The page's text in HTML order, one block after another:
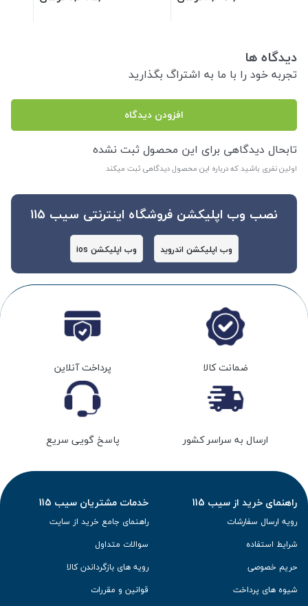
دیدگاه ها
تجربه خود را با ما به اشتراگ بگذارید
افزودن دیدگاه
تابحال دیدگاهی برای این محصول ثبت نشده
اولین نفری باشید که درباره این محصول دیدگاهی ثبت میکند
نصب وب اپلیکشن فروشگاه اینترنتی سیب 115
وب اپلیکشن اندروید وب اپلیکشن ios
ضمانت کالا پرداخت آنلاین
ارسال به سراسر کشور پاسخ گویی سریع
راهنمای خرید از سیب 115
رویه ارسال سفارشات
شرایط استفاده
حریم خصوصی
شیوه های پرداخت
خدمات مشتریان سیب 115
راهنمای جامع خرید از سایت
سوالات متداول
رویه های بازگرداندن کالا
قوانین و مقررات